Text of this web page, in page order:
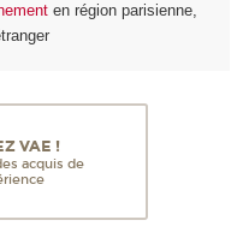
en région parisienne,
VAE !
acquis de